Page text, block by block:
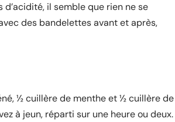
il semble que rien ne se
des bandelettes avant et après,
½ cuillère de menthe et ½ cuillère de
à jeun, réparti sur une heure ou deux.